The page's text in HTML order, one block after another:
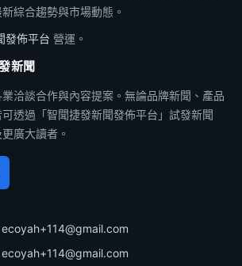
綜合趨勢與市場動態。
發佈平台 營運。
新聞
洽談合作與內容提案。無論品牌新聞、產品
透過「智聞捷發新聞發佈平台」試發新聞
廣大讀者。
ecoyah+114@gmail.com
ecoyah+114@gmail.com